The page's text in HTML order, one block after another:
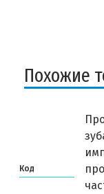
Похожие
Код